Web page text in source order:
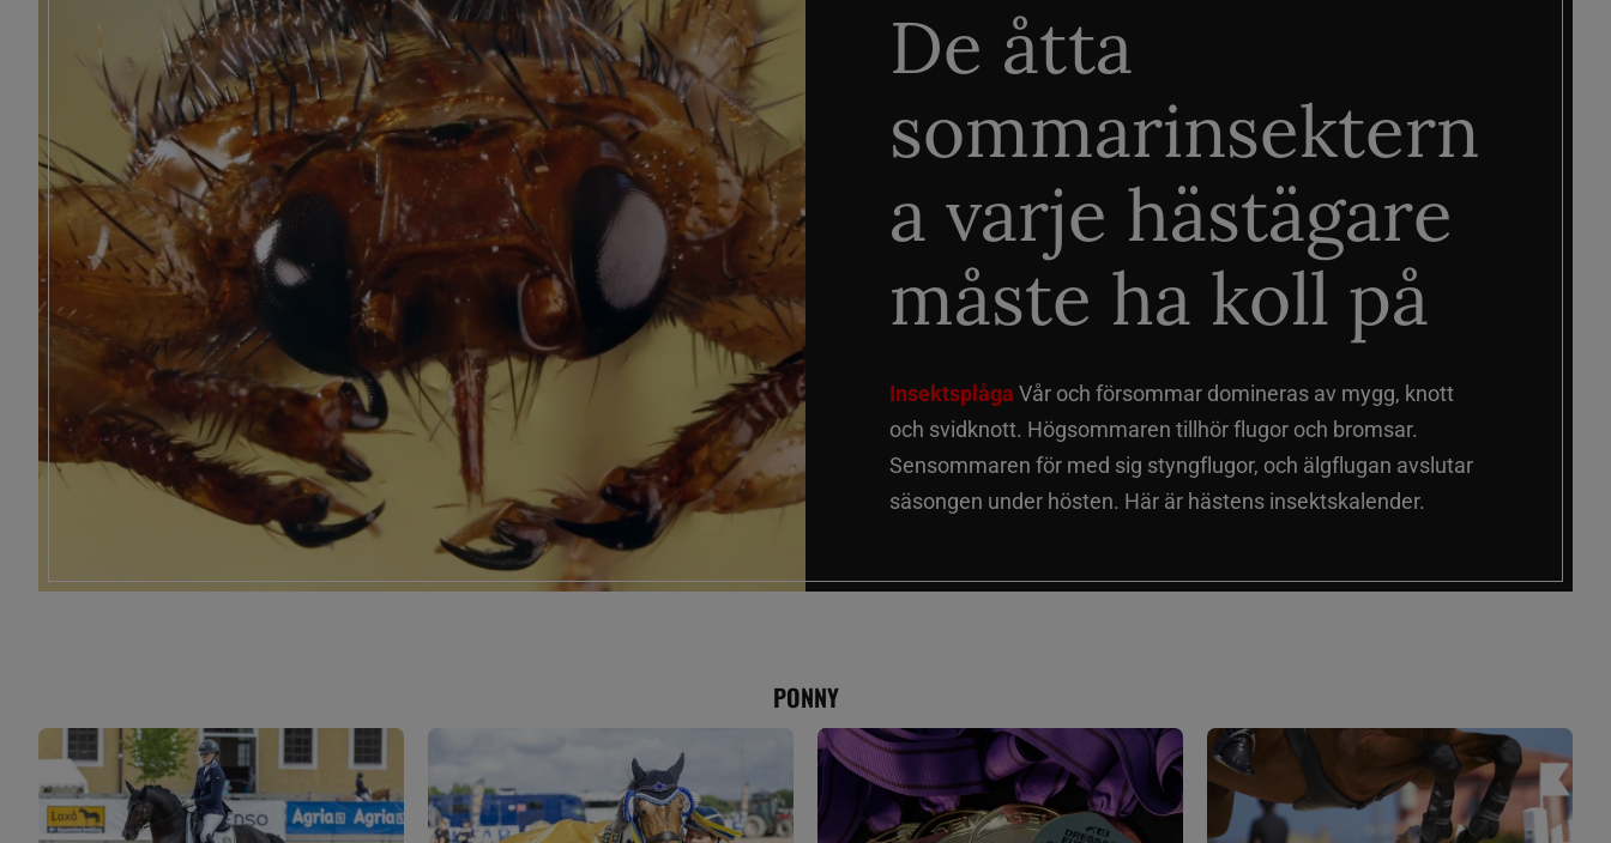
De åtta
sommarinsektern
a varje hästägare
måste ha koll på
Insektsplåga Vår och försommar domineras av mygg, knott
och svidknott. Högsommaren tillhör flugor och bromsar.
Sensommaren för med sig styngflugor, och älgflugan avslutar
säsongen under hösten. Här är hästens insektskalender.
PONNY